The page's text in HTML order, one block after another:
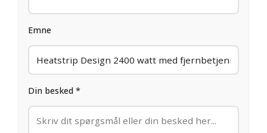
Emne
Din besked *